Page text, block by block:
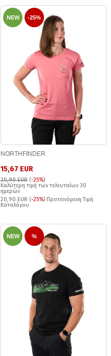
NEW -25%
NORTHFINDER
15,67 EUR
20,90 EUR (-25%)
Καλύτερη τιμή των τελευταίων 30
ημερών
20,90 EUR (-25%) Προτεινόμενη Τιμή
Καταλόγου
NEW %